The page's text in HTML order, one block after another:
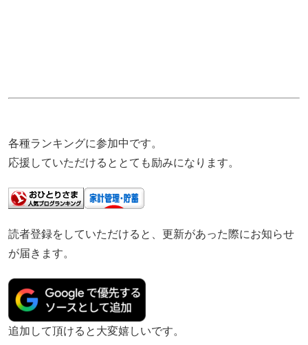
各種ランキングに参加中です。
応援していただけるととても励みになります。
読者登録をしていただけると、更新があった際にお知らせ
が届きます。
追加して頂けると大変嬉しいです。